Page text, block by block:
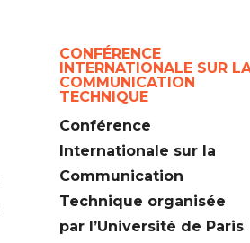
CONFÉRENCE
INTERNATIONALE SUR
COMMUNICATION
TECHNIQUE
Conférence
Internationale sur la
Communication
Technique organisée
par l’Université de Paris